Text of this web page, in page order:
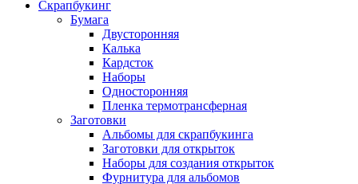
Скрапбукинг
Бумага
Двусторонняя
Калька
Кардсток
Наборы
Односторонняя
Пленка термотрансферная
Заготовки
Альбомы для скрапбукинга
Заготовки для открыток
Наборы для создания открыток
Фурнитура для альбомов